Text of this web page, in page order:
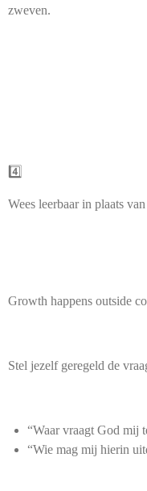
zweven.
4️⃣
Wees leerbaar in plaats
Growth happens outside
Stel jezelf geregeld de
“Waar vraagt God mij
“Wie mag mij hierin